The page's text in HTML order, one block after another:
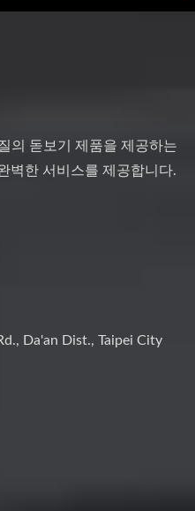
의 돋보기 제품을 제공하는
벽한 서비스를 제공합니다.
Da'an Dist., Taipei City